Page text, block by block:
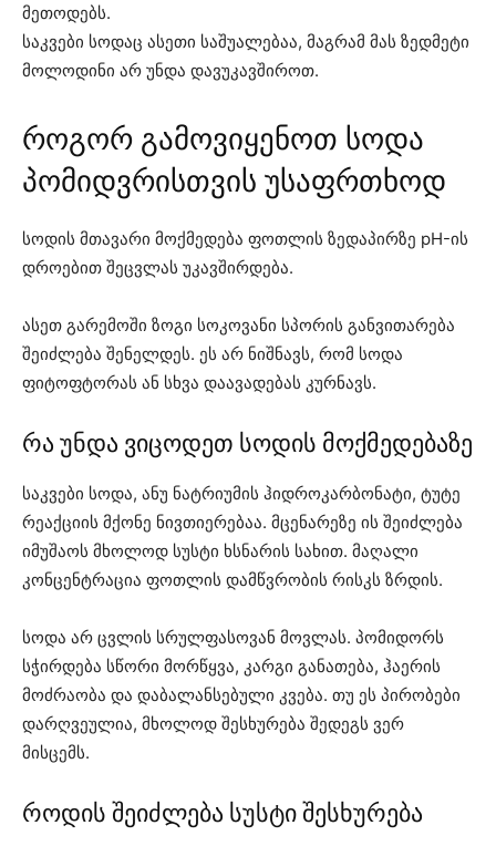
მეთოდებს.
საკვები სოდაც ასეთი საშუალებაა, მაგრამ მას ზედმეტი
მოლოდინი არ უნდა დავუკავშიროთ.
როგორ გამოვიყენოთ სოდა
პომიდვრისთვის უსაფრთხოდ
სოდის მთავარი მოქმედება ფოთლის ზედაპირზე pH-ის
დროებით შეცვლას უკავშირდება.
ასეთ გარემოში ზოგი სოკოვანი სპორის განვითარება
შეიძლება შენელდეს. ეს არ ნიშნავს, რომ სოდა
ფიტოფტორას ან სხვა დაავადებას კურნავს.
რა უნდა ვიცოდეთ სოდის მოქმედებაზე
საკვები სოდა, ანუ ნატრიუმის ჰიდროკარბონატი, ტუტე
რეაქციის მქონე ნივთიერებაა. მცენარეზე ის შეიძლება
იმუშაოს მხოლოდ სუსტი ხსნარის სახით. მაღალი
კონცენტრაცია ფოთლის დამწვრობის რისკს ზრდის.
სოდა არ ცვლის სრულფასოვან მოვლას. პომიდორს
სჭირდება სწორი მორწყვა, კარგი განათება, ჰაერის
მოძრაობა და დაბალანსებული კვება. თუ ეს პირობები
დარღვეულია, მხოლოდ შესხურება შედეგს ვერ
მისცემს.
როდის შეიძლება სუსტი შესხურება